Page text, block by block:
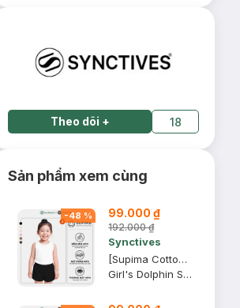
Theo dõi + 18
Sản phẩm xem cùng
-48 % 99.000 ₫
192.000 ₫
Synctives
[Supima Cotton] Quần Short Trẻ Em Synctives Dolphin, Đen, 8 - CGSH04
Girl's Dolphin Shorts